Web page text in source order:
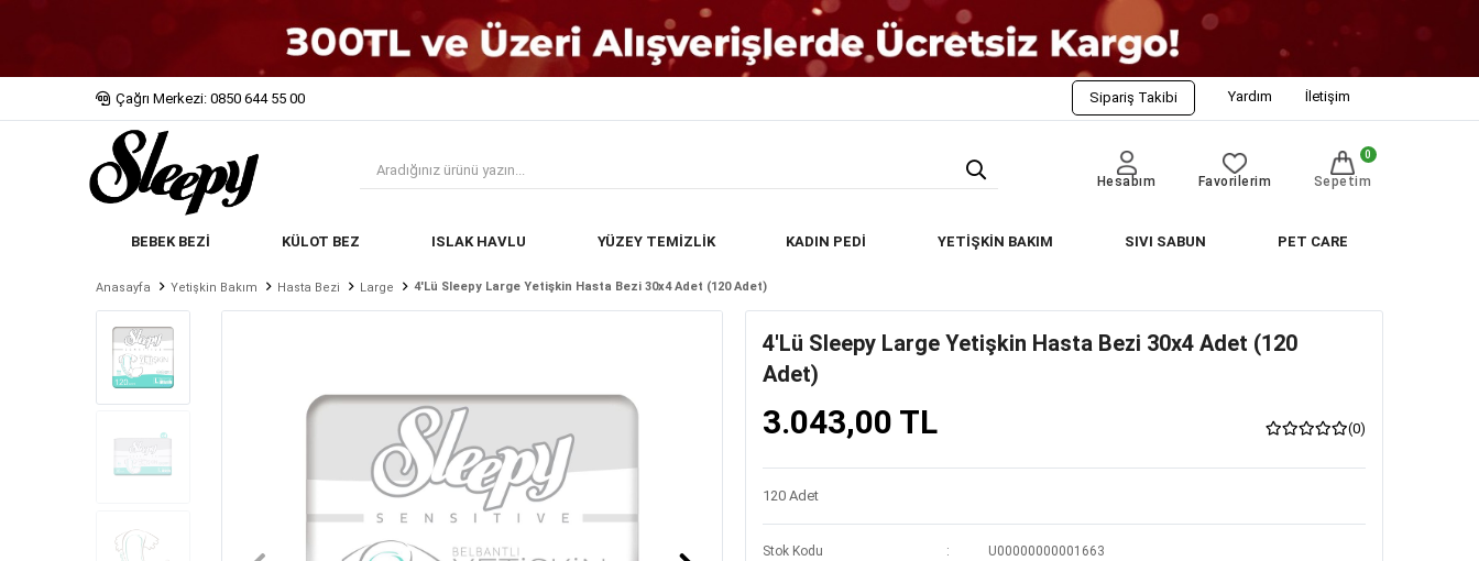
Çağrı Merkezi: 0850 644 55 00 Sipariş Takibi Yardım İletişim
Hesabım Favorilerim Sepetim
0
BEBEK BEZİ KÜLOT BEZ ISLAK HAVLU YÜZEY TEMİZLİK KADIN PEDİ YETİŞKİN BAKIM SIVI SABUN PET CARE
Anasayfa Yetişkin Bakım Hasta Bezi Large 4'lü Sleepy Large Yetişkin Hasta Bezi 30x4 Adet (120 Adet)
4'lü Sleepy Large Yetişkin Hasta Bezi 30x4 Adet (120
Adet)
3.043,00 TL (0)
120 Adet
Stok Kodu
U00000000001663